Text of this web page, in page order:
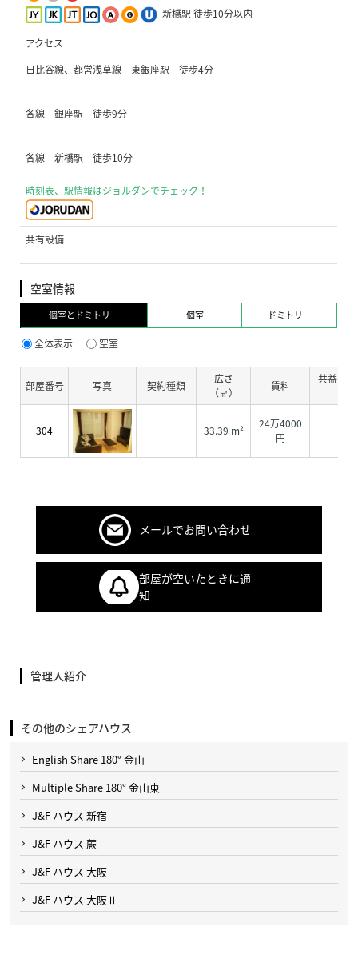
新橋駅 徒歩10分以内
アクセス
日比谷線、都営浅草線 東銀座駅 徒歩4分
各線 銀座駅 徒歩9分
各線 新橋駅 徒歩10分
時刻表、駅情報はジョルダンでチェック！
共有設備
空室情報
個室とドミトリー 個室 ドミトリー
全体表示 空室
部屋番号 写真 契約種類
広さ
（㎡）
賃料
共益費
304 33.39 m²
24万4000
円
メールでお問い合わせ
部屋が空いたときに通
知
管理人紹介
その他のシェアハウス
English Share 180° 金山
Multiple Share 180° 金山東
J&F ハウス 新宿
J&F ハウス 蕨
J&F ハウス 大阪
J&F ハウス 大阪Ⅱ